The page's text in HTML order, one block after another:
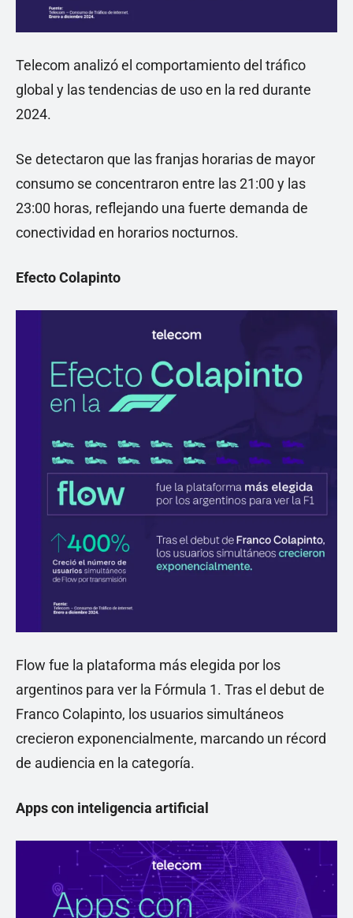
Telecom analizó el comportamiento del tráfico
global y las tendencias de uso en la red durante
2024.
Se detectaron que las franjas horarias de mayor
consumo se concentraron entre las 21:00 y las
23:00 horas, reflejando una fuerte demanda de
conectividad en horarios nocturnos.
Efecto Colapinto
Flow fue la plataforma más elegida por los
argentinos para ver la Fórmula 1. Tras el debut de
Franco Colapinto, los usuarios simultáneos
crecieron exponencialmente, marcando un récord
de audiencia en la categoría.
Apps con inteligencia artificial